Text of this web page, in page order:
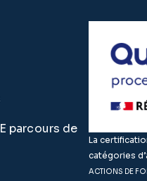
parcours de
La
catégories
ACTIONS DE